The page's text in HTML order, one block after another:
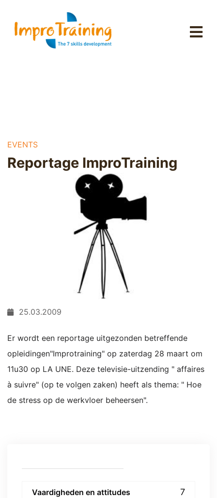
EVENTS
Reportage ImproTraining
25.03.2009
Er wordt een reportage uitgezonden betreffende
opleidingen"Improtraining" op zaterdag 28 maart om
11u30 op LA UNE. Deze televisie-uitzending " affaires
à suivre" (op te volgen zaken) heeft als thema: " Hoe
de stress op de werkvloer beheersen".
Vaardigheden en attitudes 7